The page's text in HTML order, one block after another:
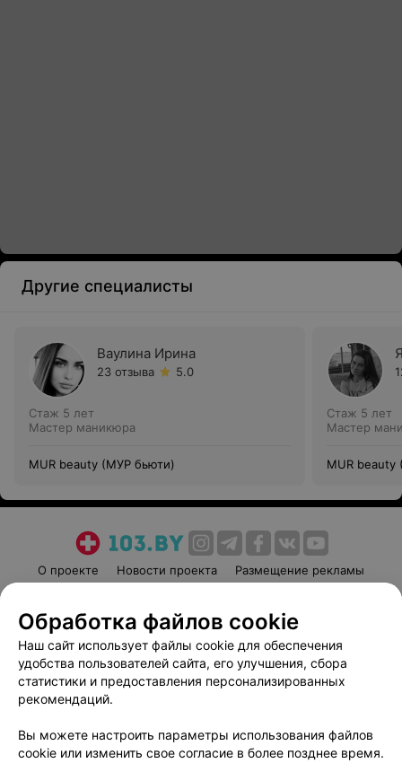
Другие специалисты
Ваулина Ирина
23 отзыва 5.0
Стаж 5 лет
Мастер маникюра
MUR beauty (МУР бьюти)
Стаж 5 лет
Мастер
MUR
О проекте Новости проекта
Размещение рекламы
Пользовательское соглашение
Способы оплаты
Вакансии
Партнеры
Написать руководителю 103.by
Обработка персональных данных
Обработка файлов cookie
Наш сайт использует файлы cookie для обеспечения
удобства пользователей сайта, его улучшения, сбора
статистики и предоставления персонализированных
рекомендаций.
Вы можете настроить параметры использования файлов
cookie или изменить свое согласие в более позднее время.